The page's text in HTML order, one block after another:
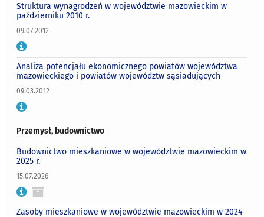
Struktura wynagrodzeń w województwie mazowieckim w
październiku 2010 r.
09.07.2012
Analiza potencjału ekonomicznego powiatów województwa
mazowieckiego i powiatów województw sąsiadujących
09.03.2012
Przemysł, budownictwo
Budownictwo mieszkaniowe w województwie mazowieckim w
2025 r.
15.07.2026
Zasoby mieszkaniowe w województwie mazowieckim w 2024